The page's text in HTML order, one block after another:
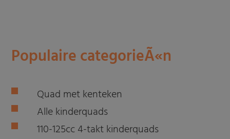
Populaire categorieÃ«n
Quad met kenteken
Alle kinderquads
110-125cc 4-takt kinderquads